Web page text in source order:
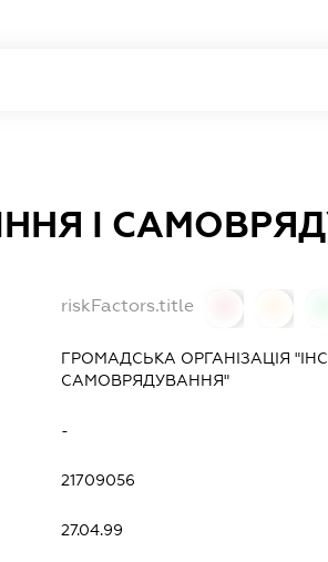
І
riskFactors.title
ГРОМАДСЬКА ОРГАНІЗАЦІЯ
САМОВРЯДУВАННЯ"
-
21709056
27.04.99